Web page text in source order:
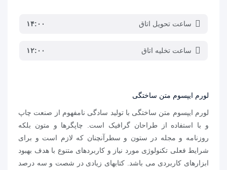
ساعت تحویل اتاق ۱۴:۰۰
ساعت تخلیه اتاق ۱۲:۰۰
لورم ایپسوم متن ساختگی
لورم ایپسوم متن ساختگی با تولید سادگی نامفهوم از صنعت چاپ
و با استفاده از طراحان گرافیک است. چاپگرها و متون بلکه
روزنامه و مجله در ستون و سطرآنچنان که لازم است و برای
شرایط فعلی تکنولوژی مورد نیاز و کاربردهای متنوع با هدف بهبود
ابزارهای کاربردی می باشد. کتابهای زیادی در شصت و سه درصد